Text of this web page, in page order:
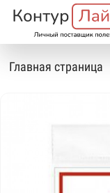
Главная страница